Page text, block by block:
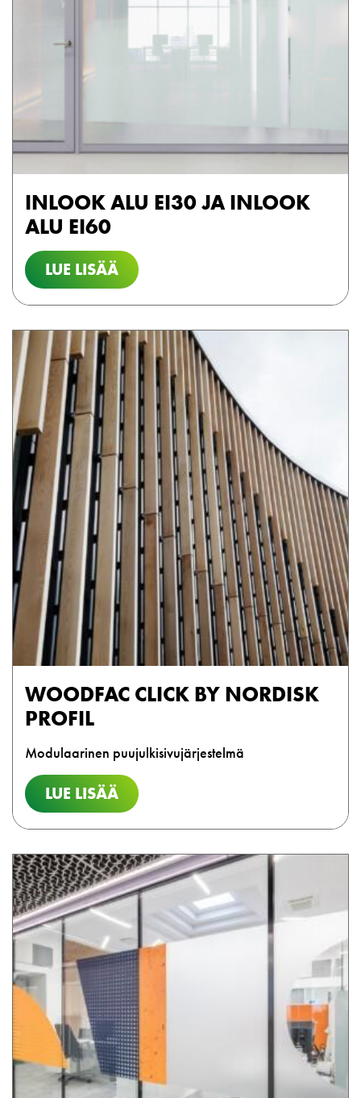
INLOOK ALU EI30 JA INLOOK
ALU EI60
LUE LISÄÄ
WOODFAC CLICK BY NORDISK
PROFIL
Modulaarinen puujulkisivujärjestelmä
LUE LISÄÄ